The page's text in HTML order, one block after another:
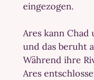
eingezogen.
Ares kann Chad
und das beruht
Während ihre
Ares